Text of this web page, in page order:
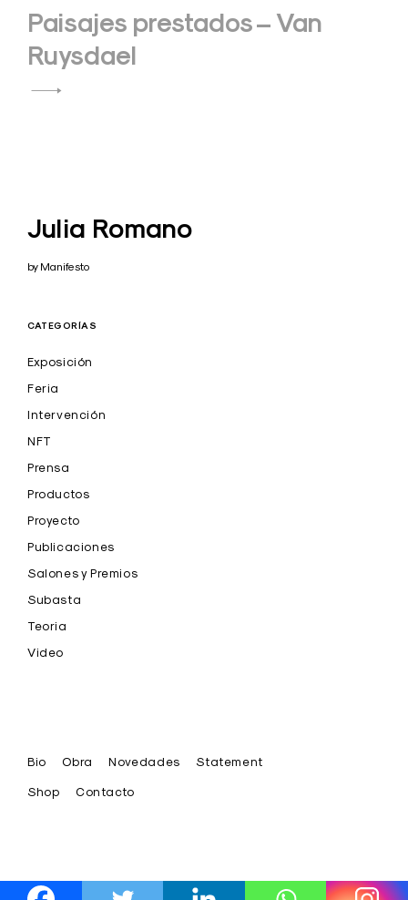
Paisajes prestados – Van
Ruysdael
Julia Romano
by Manifesto
CATEGORÍAS
Exposición
Feria
Intervención
NFT
Prensa
Productos
Proyecto
Publicaciones
Salones y Premios
Subasta
Teoria
Video
Bio Obra Novedades Statement
Shop Contacto